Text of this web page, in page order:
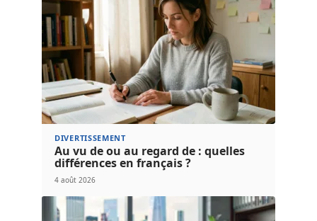
DIVERTISSEMENT
Au vu de ou au regard de : quelles
différences en français ?
4 août 2026